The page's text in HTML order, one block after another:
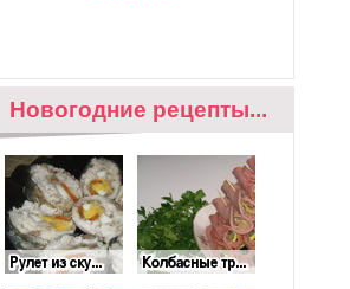
Новогодние рецепты...